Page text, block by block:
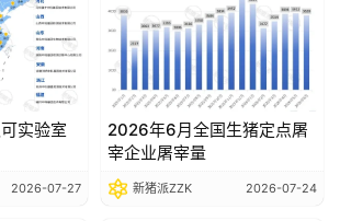
实验室
2026-07-27
2026年6月全国生猪定点屠
宰企业屠宰量
新猪派ZZK 2026-07-24